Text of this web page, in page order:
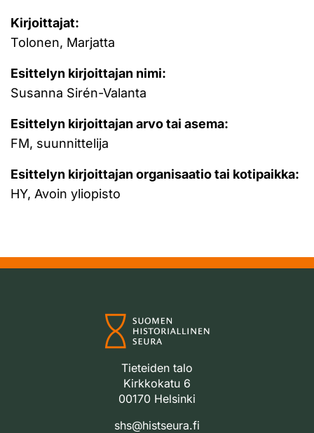
Kirjoittajat:
Tolonen, Marjatta
Esittelyn kirjoittajan nimi:
Susanna Sirén-Valanta
Esittelyn kirjoittajan arvo tai asema:
FM, suunnittelija
Esittelyn kirjoittajan organisaatio tai kotipaikka:
HY, Avoin yliopisto
Tieteiden talo
Kirkkokatu 6
00170 Helsinki
shs@histseura.fi